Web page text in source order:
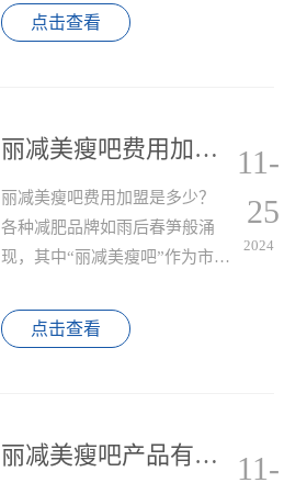
肥，以实现健康减肥的目标。
点击查看
丽减美瘦吧费用加盟是多少？
丽减美瘦吧费用加盟是多少？
各种减肥品牌如雨后春笋般涌
现，其中“丽减美瘦吧”作为市场
一，受到了众多投资者的关
注。
点击查看
11-
25
2024
丽减美瘦吧产品有激素吗？
11-